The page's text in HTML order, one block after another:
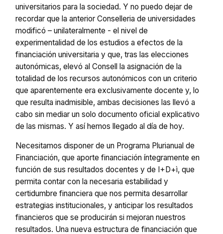
universitarios para la sociedad. Y no puedo dejar de
recordar que la anterior Conselleria de universidades
modificó – unilateralmente - el nivel de
experimentalidad de los estudios a efectos de la
financiación universitaria y que, tras las elecciones
autonómicas, elevó al Consell la asignación de la
totalidad de los recursos autonómicos con un criterio
que aparentemente era exclusivamente docente y, lo
que resulta inadmisible, ambas decisiones las llevó a
cabo sin mediar un solo documento oficial explicativo
de las mismas. Y así hemos llegado al día de hoy.
Necesitamos disponer de un Programa Plurianual de
Financiación, que aporte financiación íntegramente en
función de sus resultados docentes y de I+D+ì, que
permita contar con la necesaria estabilidad y
certidumbre financiera que nos permita desarrollar
estrategias institucionales, y anticipar los resultados
financieros que se producirán si mejoran nuestros
resultados. Una nueva estructura de financiación que